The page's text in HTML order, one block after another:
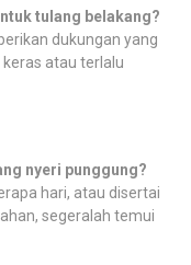
tulang belakang?
dukungan yang
atau terlalu
nyeri punggung?
hari, atau disertai
segeralah temui